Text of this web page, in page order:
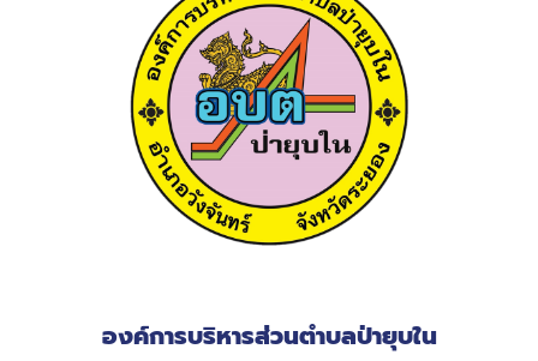
องค์การบริหารส่วนตำบลป่ายุบใน